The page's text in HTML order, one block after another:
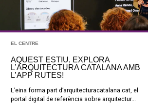
EL CENTRE
AQUEST ESTIU, EXPLORA
L’ARQUITECTURA CATALANA AMB
L’APP RUTES!
L’eina forma part d’arquitecturacatalana.cat, el
portal digital de referència sobre arquitectur...